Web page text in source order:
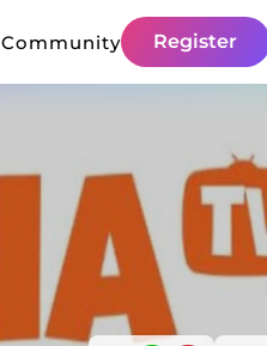
Community Register